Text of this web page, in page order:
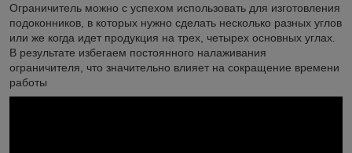
Ограничитель можно с успехом использовать для изготовления
подоконников, в которых нужно сделать несколько разных углов
или же когда идет продукция на трех, четырех основных углах.
В результате избегаем постоянного налаживания
ограничителя, что значительно влияет на сокращение времени
работы